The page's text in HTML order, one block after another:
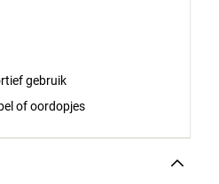
gebruik
of oordopjes